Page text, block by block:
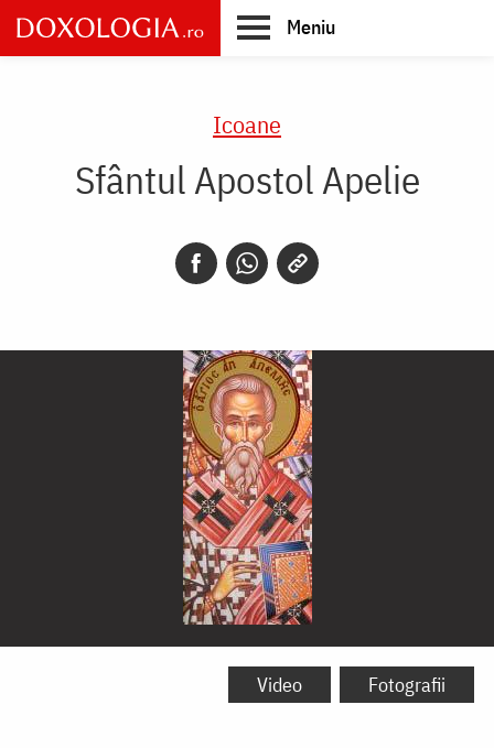
Skip
to
main
Meniu
Icoane
Sfântul Apostol Apelie
Sfântul
Video Fotografii